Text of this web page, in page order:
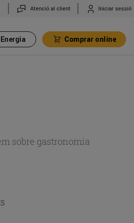
Atenció al client Iniciar sessió
Energia Comprar online
sobre gastronomia